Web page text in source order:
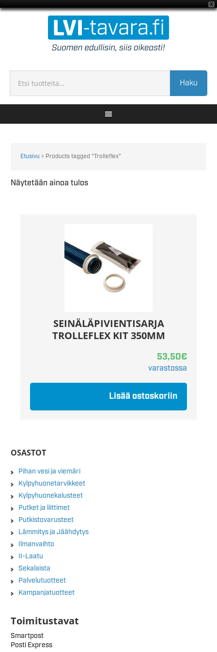
X
Haku
Etusivu > Products tagged “Trolleflex”
Näytetään ainoa tulos
SEINÄLÄPIVIENTISARJA
TROLLEFLEX KIT 350MM
53,50€
varastossa
Lisää ostoskoriin
OSASTOT
Pihan vesi ja viemäri
Kylpyhuonetarvikkeet
Kylpyhuonekalusteet
Putket ja liittimet
Putkistovarusteet
Lämmitys ja Jäähdytys
Ilmanvaihto
II-Laatu
Sekalaista
Palvelutuotteet
Kampanjatuotteet
Toimitustavat
Smartpost
Posti Express